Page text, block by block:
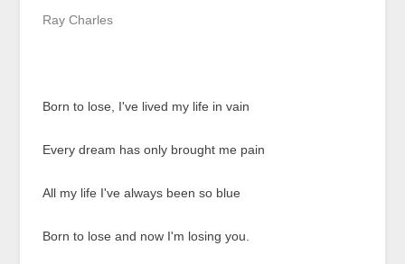
Ray Charles
Born to lose, I've lived my life in vain
Every dream has only brought me pain
All my life I've always been so blue
Born to lose and now I'm losing you.